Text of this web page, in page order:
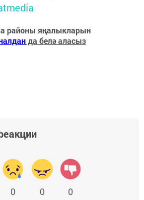
районы яңалыкларын
да белә аласыз
0 0 0